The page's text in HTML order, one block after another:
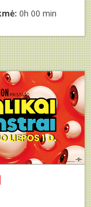
0h 00 min